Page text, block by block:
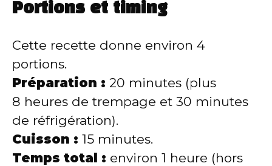
Portions et timing
Cette recette donne environ 4
portions.
Préparation : 20 minutes (plus
8 heures de trempage et 30 minutes
de réfrigération).
Cuisson : 15 minutes.
Temps total : environ 1 heure (hors